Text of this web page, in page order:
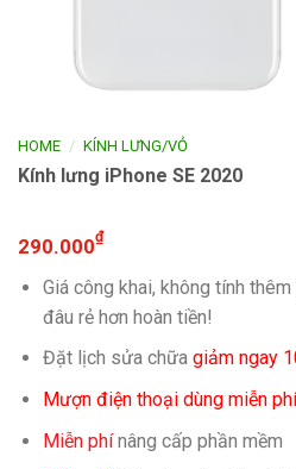
HOME / KÍNH LƯNG/VỎ
Kính lưng iPhone SE 2020
290.000₫
Giá công khai, không tính thêm
đâu rẻ hơn hoàn tiền!
Đặt lịch sửa chữa giảm ngay
Mượn điện thoại dùng miễn phí
Miễn phínâng cấp phần mềm